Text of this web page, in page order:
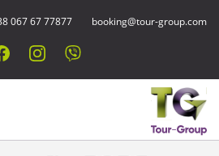
067 67 77877 booking@tour-group.com